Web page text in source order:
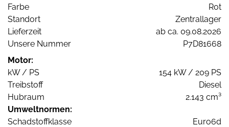
Farbe
Rot
Standort
Zentrallager
Lieferzeit
ab ca. 09.08.2026
Unsere Nummer
P7D81668
Motor:
kW / PS
154 kW / 209 PS
Treibstoff
Diesel
Hubraum
2.143 cm³
Umweltnormen:
Schadstoffklasse
Euro6d